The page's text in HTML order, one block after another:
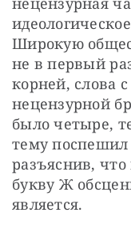
Широкую
не в первый
корней, слова
нецензурной
было четыре,
тему поспешил
разъяснив, что
букву Ж
является.